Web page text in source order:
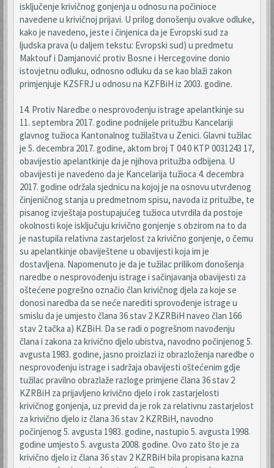
isključenje krivičnog gonjenja u odnosu na počinioce
navedene u krivičnoj prijavi. U prilog donošenju ovakve odluke,
kako je navedeno, jeste i činjenica da je Evropski sud za
ljudska prava (u daljem tekstu: Evropski sud) u predmetu
Maktouf i Damjanović protiv Bosne i Hercegovine donio
istovjetnu odluku, odnosno odluku da se kao blaži zakon
primjenjuje KZSFRJ u odnosu na KZFBiH iz 2003. godine.
14. Protiv Naredbe o nesprovođenju istrage apelantkinje su
11. septembra 2017. godine podnijele pritužbu Kancelariji
glavnog tužioca Kantonalnog tužilaštva u Zenici. Glavni tužilac
je 5. decembra 2017. godine, aktom broj T 04 0 KTP 0031243 17,
obavijestio apelantkinje da je njihova pritužba odbijena. U
obavijesti je navedeno da je Kancelarija tužioca 4. decembra
2017. godine održala sjednicu na kojoj je na osnovu utvrđenog
činjeničnog stanja u predmetnom spisu, navoda iz pritužbe, te
pisanog izvještaja postupajućeg tužioca utvrdila da postoje
okolnosti koje isključuju krivično gonjenje s obzirom na to da
je nastupila relativna zastarjelost za krivično gonjenje, o čemu
su apelantkinje obaviještene u obavijesti koja im je
dostavljena. Napomenuto je da je tužilac prilikom donošenja
naredbe o nesprovođenju istrage i sačinjavanja obavijesti za
oštećene pogrešno označio član krivičnog djela za koje se
donosi naredba da se neće narediti sprovođenje istrage u
smislu da je umjesto člana 36 stav 2 KZRBiH naveo član 166
stav 2 tačka a) KZBiH. Da se radi o pogrešnom navođenju
člana i zakona za krivično djelo ubistva, navodno počinjenog 5.
avgusta 1983. godine, jasno proizlazi iz obrazloženja naredbe o
nesprovođenju istrage i sadržaja obavijesti oštećenim gdje
tužilac pravilno obrazlaže razloge primjene člana 36 stav 2
KZRBiH za prijavljeno krivično djelo i rok zastarjelosti
krivičnog gonjenja, uz previd da je rok za relativnu zastarjelost
za krivično djelo iz člana 36 stav 2 KZRBiH, navodno
počinjenog 5. avgusta 1983. godine, nastupio 5. avgusta 1998.
godine umjesto 5. avgusta 2008. godine. Ovo zato što je za
krivično djelo iz člana 36 stav 2 KZRBiH bila propisana kazna